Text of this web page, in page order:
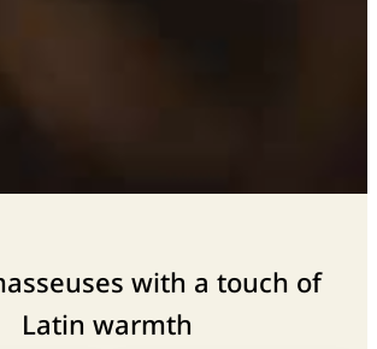
with a touch of
Latin warmth